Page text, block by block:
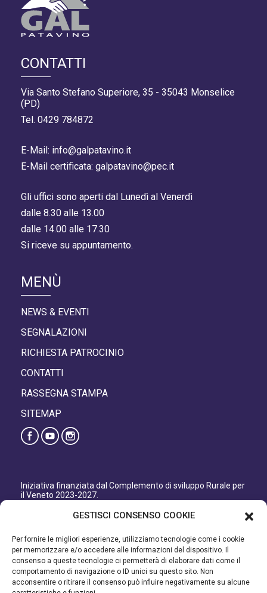
GESTISCI CONSENSO COOKIE
Per fornire le migliori esperienze, utilizziamo tecnologie come i cookie
per memorizzare e/o accedere alle informazioni del dispositivo. Il
consenso a queste tecnologie ci permetterà di elaborare dati come il
comportamento di navigazione o ID unici su questo sito. Non
acconsentire o ritirare il consenso può influire negativamente su alcune
CONTATTI
Via Santo Stefano Superiore, 35 - 35043 Monselice
(PD)
Tel. 0429 784872
E-Mail: info@galpatavino.it
E-Mail certificata: galpatavino@pec.it
Gli uffici sono aperti dal Lunedì al Venerdì
dalle 8.30 alle 13.00
dalle 14.00 alle 17.30
Si riceve su appuntamento.
MENÙ
NEWS & EVENTI
SEGNALAZIONI
RICHIESTA PATROCINIO
CONTATTI
RASSEGNA STAMPA
SITEMAP
Iniziativa finanziata dal Complemento di sviluppo Rurale per
il Veneto 2023-2027.
Organismo responsabile dell’informazione: GAL Patavino
Autorità di Gestione regionale: Regione del Veneto –
Direzione AdG FEASR Bonifica e Irrigazione.
Iniziativa finanziata dal Programma di Sviluppo Rurale per il
Veneto 2014-2022.